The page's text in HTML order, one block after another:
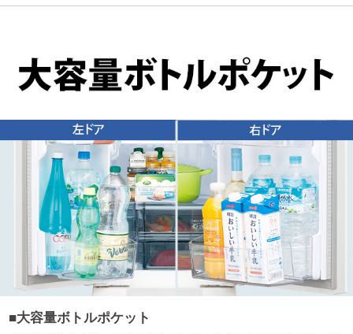
■大容量ボトルポケット